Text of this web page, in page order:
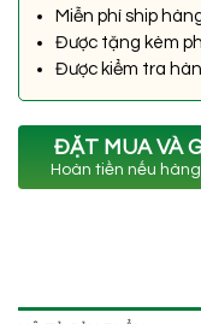
Miễn phí ship
Được tặng kèm
Được kiểm tra
ĐẶT MUA VÀ
Hoàn tiền nếu